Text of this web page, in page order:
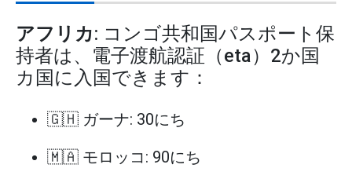
アフリカ: コンゴ共和国パスポート保
持者は、電子渡航認証（eta）2か国
カ国に入国できます：
🇬🇭 ガーナ: 30にち
🇲🇦 モロッコ: 90にち